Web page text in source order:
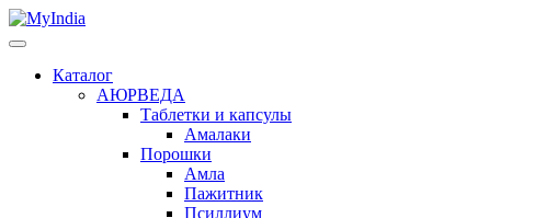
Каталог
АЮРВЕДА
Таблетки и капсулы
Амалаки
Порошки
Амла
Пажитник
Псиллиум